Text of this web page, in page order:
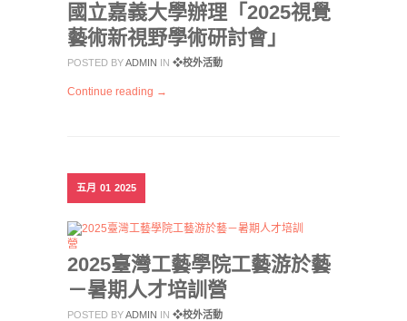
國立嘉義大學辦理「2025視覺
藝術新視野學術研討會」
POSTED BYADMIN IN ❖校外活動
Continue reading →
五月 01 2025
2025臺灣工藝學院工藝游於藝
－暑期人才培訓營
POSTED BYADMIN IN ❖校外活動